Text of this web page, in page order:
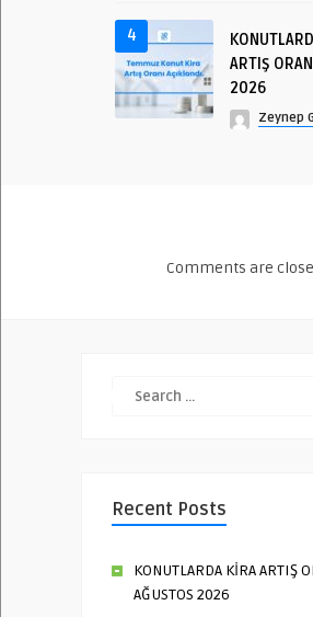
4
ARTIŞ
2026
Zeynep
Comments are
Recent Posts
KONUTLARDA KİRA ARTIŞ
AĞUSTOS 2026